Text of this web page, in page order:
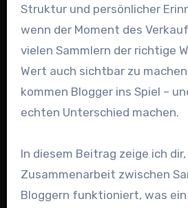
Struktur und persönlicher
wenn der Moment des
vielen Sammlern der richtige
Wert auch sichtbar zu
kommen Blogger ins Spiel –
echten Unterschied machen.
In diesem Beitrag zeige ich
Zusammenarbeit zwischen
Bloggern funktioniert, was ein